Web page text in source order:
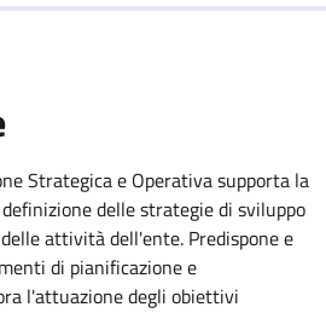
Strategica e Operativa supporta la
delle strategie di sviluppo
attività dell'ente. Predispone e
di pianificazione e
l'attuazione degli obiettivi